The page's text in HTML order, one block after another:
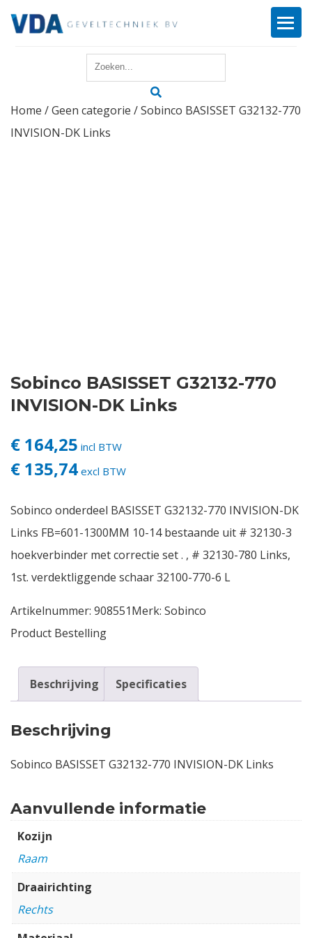
Reparatie
Login
Home /Geen categorie / Sobinco BASISSET G32132-770
INVISION-DK Links
Sobinco BASISSET G32132-770
INVISION-DK Links
€ 164,25 incl BTW
€ 135,74 excl BTW
Sobinco onderdeel BASISSET G32132-770 INVISION-DK
Links FB=601-1300MM 10-14 bestaande uit # 32130-3
hoekverbinder met correctie set . , # 32130-780 Links,
1st. verdektliggende schaar 32100-770-6 L
Artikelnummer: 908551Merk: Sobinco
Product Bestelling
Beschrijving Specificaties
Beschrijving
Sobinco BASISSET G32132-770 INVISION-DK Links
Aanvullende informatie
Kozijn
Raam
Draairichting
Rechts